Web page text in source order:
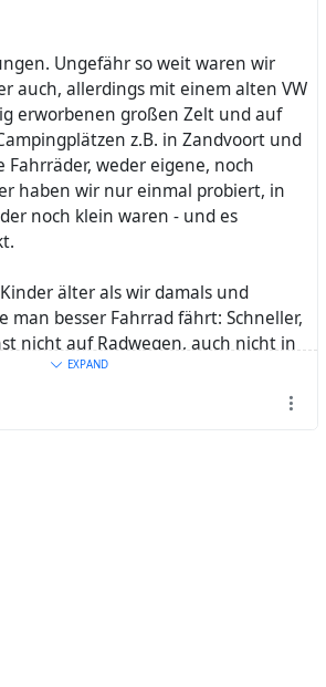
Ungefähr so weit waren wir
auch, allerdings mit einem alten VW
erworbenen großen Zelt und auf
z.B. in Zandvoort und
Fahrräder, weder eigene, noch
haben wir nur einmal probiert, in
noch klein waren - und es
älter als wir damals und
man besser Fahrrad fährt: Schneller,
nicht auf Radwegen, auch nicht in
denen sie leben und arbeiten. -).
und nur z.T. digitalisierten Bilder aus
EXPAND